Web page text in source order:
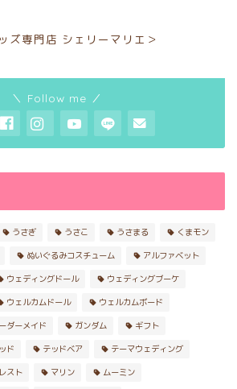
ズ専門店 シェリーマリエ＞
＼ Follow me ／
うさぎ うさこ うさまる くまモン
ぬいぐるみコスチューム アルファベット
ウェディングドール ウェディングブーケ
ウェルカムドール ウェルカムボード
ダーメイド ガンダム ギフト
ド テッドベア テーマウェディング
スト マリン ムーミン